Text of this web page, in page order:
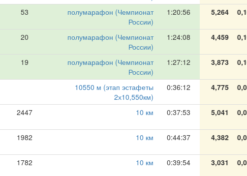
53
полумарафон (Чемпионат
России)
1:20:56 5,264
20
полумарафон (Чемпионат
России)
1:24:08 4,459
19
полумарафон (Чемпионат
России)
1:27:12 3,873
10550 м (этап эстафеты
2х10,550км)
0:36:12 4,775
2447 10 км 0:37:53 5,041
1982 10 км 0:44:37 4,382
1782 10 км 0:39:54 3,031